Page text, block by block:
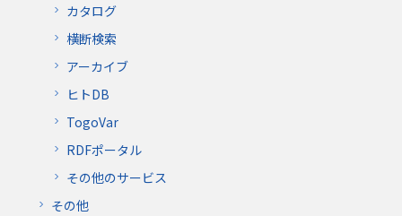
カタログ
横断検索
アーカイブ
ヒトDB
TogoVar
RDFポータル
その他のサービス
その他